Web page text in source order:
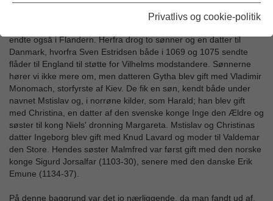
Privatlivs og cookie-politik
Omer i Flandern.
endte også i Flandern. Herfra drog to sønner og en datter til
Danmark, hvorfra Sven Estridsen både i 1069 og 1075 sendte
flåder til England til støtte for Vilhelms modstandere. Sønnerne
hører vi ikke mere om, men datteren Gytha blev gift med Vladimir
Monomach, storfyrste af Kiev. De fik en søn, kendt både under
navnet Mstislav og, i norrøne kilder, som Harald; han blev gift
med Christina, en datter af den svenske konge Inge den Ældre og
søster til kong Niels' dronning Margareta. Mstislav og Christinas
datter Ingeborg blev gift med Knud Lavard og moder til Valdemar
den Store. Hendes søster Malmfred var først gift med den norske
konge Sigurd Jorsalfar (1103-30), senere med den danske Erik
Emune (1134-37).
På denne baggrund var det jo nærliggende, da man fandt ud af,